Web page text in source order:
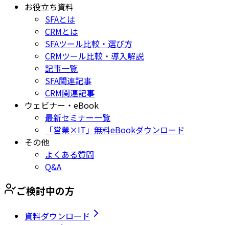
お役立ち資料
SFAとは
CRMとは
SFAツール比較・選び方
CRMツール比較・導入解説
記事一覧
SFA関連記事
CRM関連記事
ウェビナー・eBook
最新セミナー一覧
「営業×IT」無料eBookダウンロード
その他
よくある質問
Q&A
ご検討中の方
資料ダウンロード